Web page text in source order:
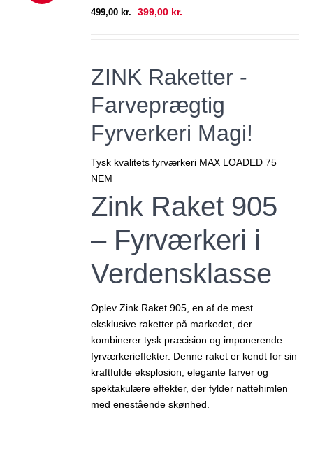
499,00kr. Den
499,00 kr..
399,00 kr.
399,00 kr..
ZINK Raketter -
Farveprægtig
Fyrverkeri Magi!
Tysk kvalitets fyrværkeri MAX LOADED 75
NEM
Zink Raket 905
– Fyrværkeri i
Verdensklasse
OplevZink Raket 905 , en af de mest
eksklusive raketter på markedet, der
kombinerer tysk præcision og imponerende
fyrværkerieffekter. Denne raket er kendt for sin
kraftfulde eksplosion, elegante farver og
spektakulære effekter, der fylder nattehimlen
med enestående skønhed.